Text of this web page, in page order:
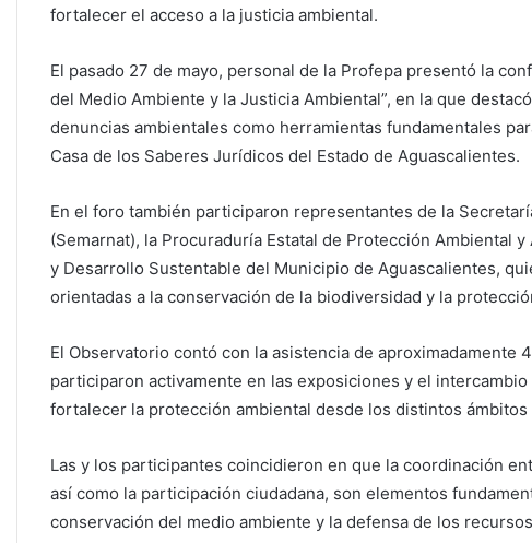
fortalecer el acceso a la justicia ambiental.
El pasado 27 de mayo, personal de la Profepa presentó la
del Medio Ambiente y la Justicia Ambiental”, en la que
denuncias ambientales como herramientas fundamentales
Casa de los Saberes Jurídicos del Estado de Aguascalientes.
En el foro también participaron representantes de la
(Semarnat), la Procuraduría Estatal de Protección Ambiental
y Desarrollo Sustentable del Municipio de Aguascalientes,
orientadas a la conservación de la biodiversidad y la
El Observatorio contó con la asistencia de aproximadamente
participaron activamente en las exposiciones y el
fortalecer la protección ambiental desde los distintos
Las y los participantes coincidieron en que la coordinación
así como la participación ciudadana, son elementos
conservación del medio ambiente y la defensa de los